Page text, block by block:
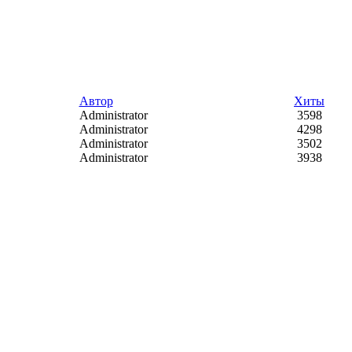
Автор
Хиты
Administrator
3598
Administrator
4298
Administrator
3502
Administrator 3938